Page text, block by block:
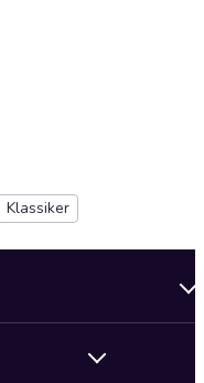
Klassiker